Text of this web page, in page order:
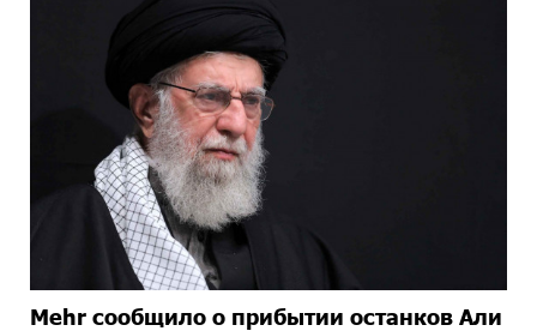
Mehr сообщило о прибытии останков Али